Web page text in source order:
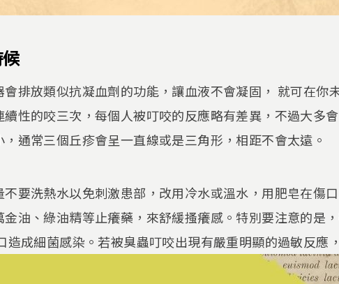
排放類似抗凝血劑的功能，讓血液不會凝固， 就可在你
性的咬三次，每個人被叮咬的反應略有差異，不過大多
通常三個丘疹會呈一直線或是三角形，相距不會太遠。
要洗熱水以免刺激患部，改用冷水或溫水，用肥皂在傷
油、綠油精等止癢藥，來舒緩搔癢感。特別要注意的是
造成細菌感染。若被臭蟲叮咬出現有嚴重明顯的過敏反應